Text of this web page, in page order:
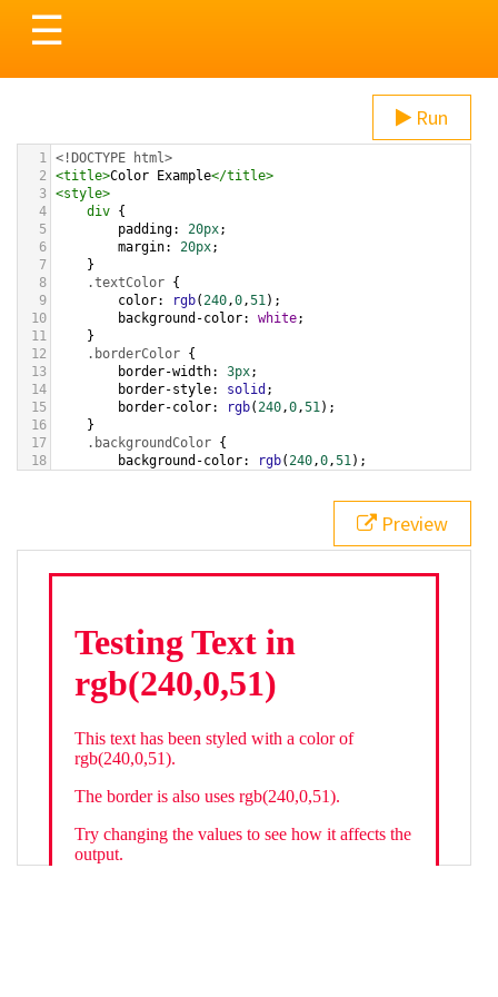
Toggle
navigation
☰
Run
1 <!DOCTYPE html>
2
<title>Color Example</title>
3 <style>
4
div {
5
padding: 20px;
6
margin: 20px;
7
}
8
.textColor {
9
color: rgb(240,0,51);
10
background-color: white;
11
}
12
.borderColor {
13
border-width: 3px;
14
border-style: solid ;
15
border-color: rgb(240,0,51);
16
}
17
.backgroundColor {
18
background-color: rgb(240,0,51);
bottom ,
white, rgb(240,0,51));
div class="textColor borderColor"
< h1>Testing Text in rgb(240,0,51)
Preview